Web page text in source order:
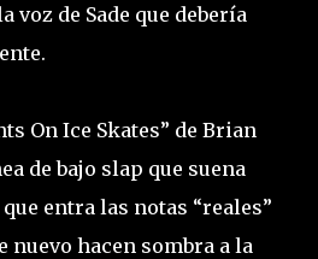
voz de Sade que debería
On Ice Skates” de Brian
de bajo slap que suena
entra las notas “reales”
nuevo hacen sombra a la